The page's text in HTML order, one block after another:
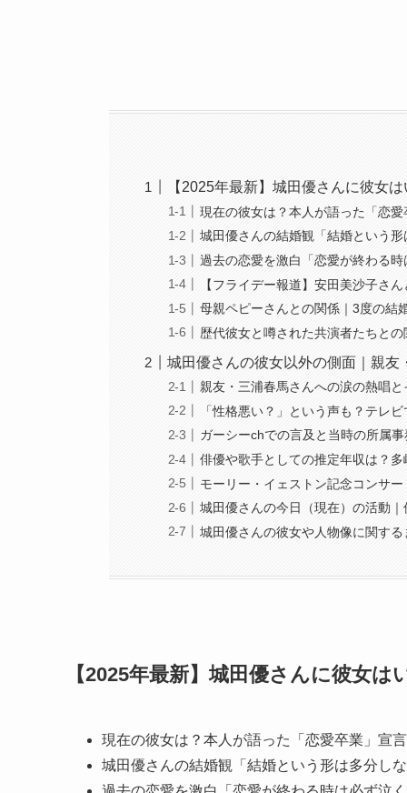
【2025年最新】城田優さんに彼女
現在の彼女は？本人が語った「恋
城田優さんの結婚観「結婚という
過去の恋愛を激白「恋愛が終わる
【フライデー報道】安田美沙子さ
母親ペピーさんとの関係｜3度の結
歴代彼女と噂された共演者たちと
城田優さんの彼女以外の側面｜親
親友・三浦春馬さんへの涙の熱唱
「性格悪い？」という声も？テレ
ガーシーchでの言及と当時の所属
俳優や歌手としての推定年収は？
モーリー・イェストン記念コンサ
城田優さんの今日（現在）の活動
城田優さんの彼女や人物像に関する
【2025年最新】城田優さんに彼女
現在の彼女は？本人が語った「恋愛卒業」宣
城田優さんの結婚観「結婚という形は多分し